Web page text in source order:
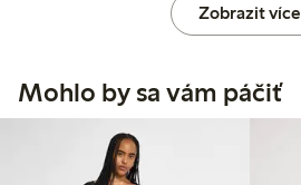
Zobrazit více
Mohlo by sa vám páčiť